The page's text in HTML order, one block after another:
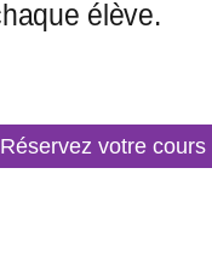
Réservez votre cours